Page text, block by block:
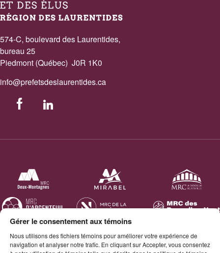
Gérer le consentement aux témoins
Nous utilisons des fichiers témoins pour améliorer votre expérience de
navigation et analyser notre trafic. En cliquant sur Accepter, vous consentez
574-C, boulevard des Laurentides,
bureau 25
Piedmont (Québec) J0R 1K0
info@prefetsdeslaurentides.ca